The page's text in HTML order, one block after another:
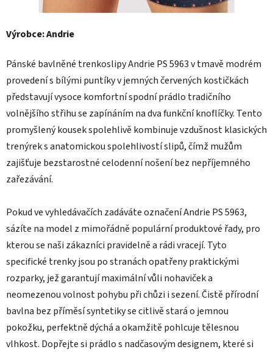
Výrobce: Andrie
Pánské bavlněné trenkoslipy Andrie PS 5963 v tmavě modrém
provedení s bílými puntíky v jemných červených kostičkách
představují vysoce komfortní spodní prádlo tradičního
volnějšího střihu se zapínáním na dva funkční knoflíčky. Tento
promyšlený kousek spolehlivě kombinuje vzdušnost klasických
trenýrek s anatomickou spolehlivostí slipů, čímž mužům
zajišťuje bezstarostné celodenní nošení bez nepříjemného
zařezávání.
Pokud ve vyhledávačích zadáváte označení Andrie PS 5963,
sázíte na model z mimořádně populární produktové řady, pro
kterou se naši zákazníci pravidelně a rádi vracejí. Tyto
specifické trenky jsou po stranách opatřeny praktickými
rozparky, jež garantují maximální vůli nohaviček a
neomezenou volnost pohybu při chůzi i sezení. Čistě přírodní
bavlna bez příměsí syntetiky se citlivě stará o jemnou
pokožku, perfektně dýchá a okamžitě pohlcuje tělesnou
vlhkost. Dopřejte si prádlo s nadčasovým designem, které si